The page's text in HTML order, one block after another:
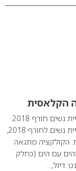
הקלאסית
המותג הבינלאומי נאוטיקה משיק את קולקציית נשים לחורף 2018,
הקולקציה מתגאה
עם הים (כחלק
דיזל,…